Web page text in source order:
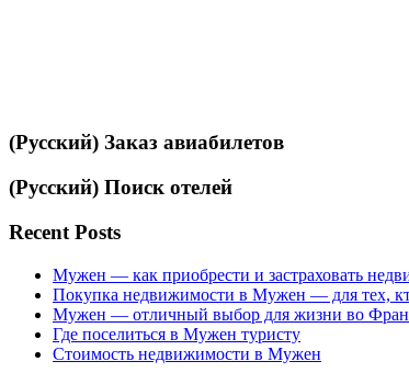
(Русский) Заказ авиабилетов
(Русский) Поиск отелей
Recent Posts
Мужен — как приобрести и застраховать
Покупка недвижимости в Мужен — для тех,
Мужен — отличный выбор для жизни во
Где поселиться в Мужен туристу
Стоимость недвижимости в Мужен